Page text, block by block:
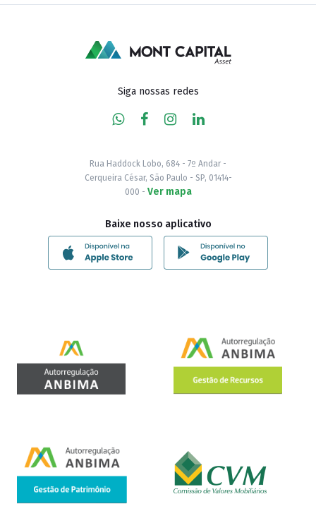
Siga nossas redes
Rua Haddock Lobo, 684 - 7º Andar -
Cerqueira César, São Paulo - SP, 01414-
000 - Ver mapa
Baixe nosso aplicativo